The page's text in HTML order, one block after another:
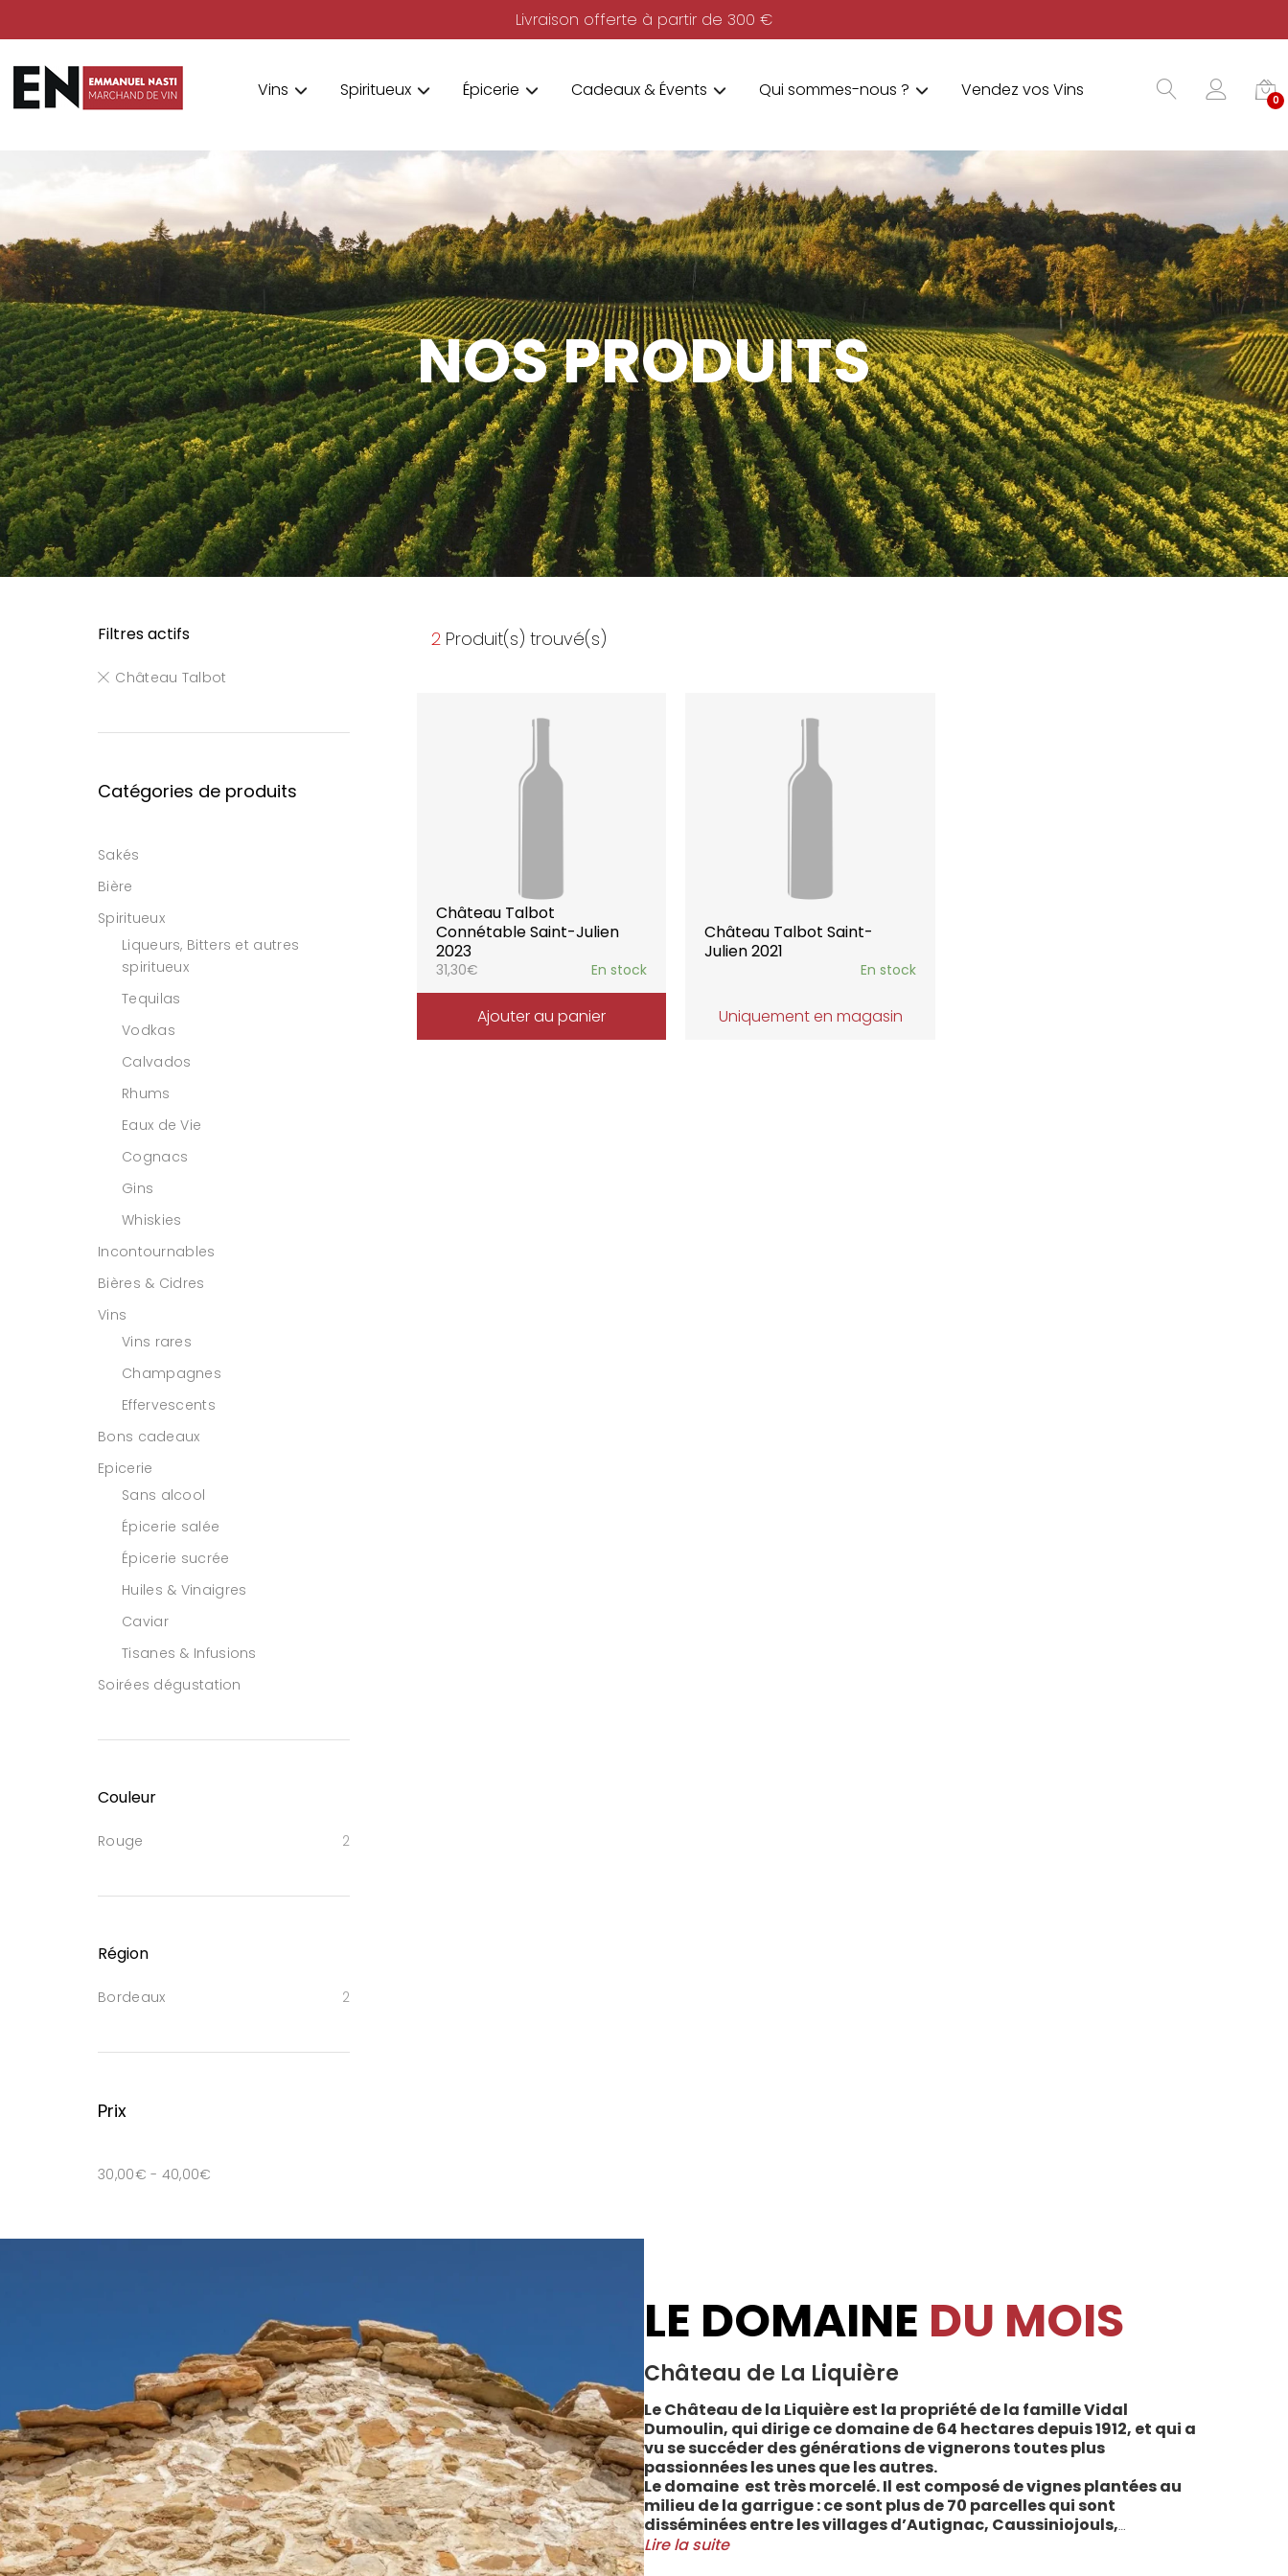
Livraison offerte à partir de 300 €
Vins Spiritueux Épicerie Cadeaux & Évents Qui sommes-nous ? Vendez vos Vins 0
NOS PRODUITS
2 Produit(s) trouvé(s)
Château Talbot
Connétable Saint-Julien
2023
31,30€ En stock
Ajouter au panier
Château Talbot Saint-
Julien 2021
En stock
Uniquement en magasin
Filtres actifs
Château Talbot
Catégories de produits
Sakés
Bière
Spiritueux
Liqueurs, Bitters et autres
spiritueux
Tequilas
Vodkas
Calvados
Rhums
Eaux de Vie
Cognacs
Gins
Whiskies
Incontournables
Bières & Cidres
Vins
Vins rares
Champagnes
Effervescents
Bons cadeaux
Epicerie
Sans alcool
Épicerie salée
Épicerie sucrée
Huiles & Vinaigres
Caviar
Tisanes & Infusions
Soirées dégustation
Couleur
Rouge 2
Région
Bordeaux 2
Prix
30,00€ - 40,00€
LE DOMAINE DU MOIS
Château de La Liquière
Le Château de la Liquière est la propriété de la famille Vidal
Dumoulin, qui dirige ce domaine de 64 hectares depuis 1912, et qui a
vu se succéder des générations de vignerons toutes plus
passionnées les unes que les autres.
Le domaine est très morcelé. Il est composé de vignes plantées au
milieu de la garrigue : ce sont plus de 70 parcelles qui sont
disséminées entre les villages d’Autignac, Caussiniojouls,
Cabrerolles et Faugères, au nord de l’aire de l’Appellation. La grande
Lire la suite